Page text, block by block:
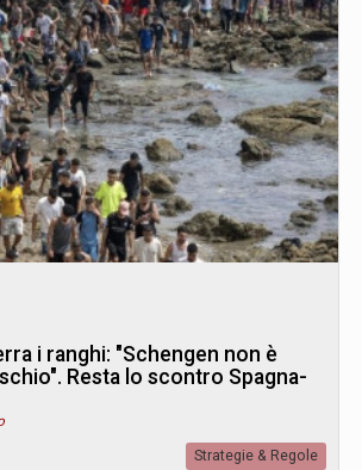
i ranghi: "Schengen non è
Resta lo scontro Spagna-
Strategie & Regole